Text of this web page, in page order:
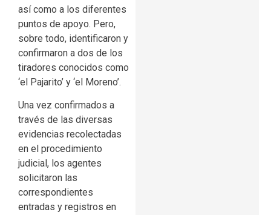
así como a los diferentes
puntos de apoyo. Pero,
sobre todo, identificaron y
confirmaron a dos de los
tiradores conocidos como
‘el Pajarito’ y ‘el Moreno’.
Una vez confirmados a
través de las diversas
evidencias recolectadas
en el procedimiento
judicial, los agentes
solicitaron las
correspondientes
entradas y registros en